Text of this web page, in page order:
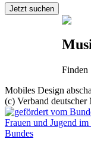
Finden
Mobiles Design
(c) Verband